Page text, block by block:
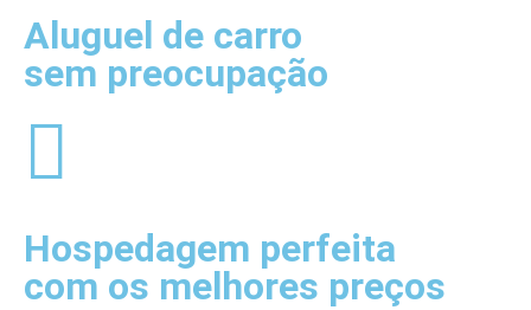
Aluguel de carro
sem preocupação
Hospedagem perfeita
com os melhores preços